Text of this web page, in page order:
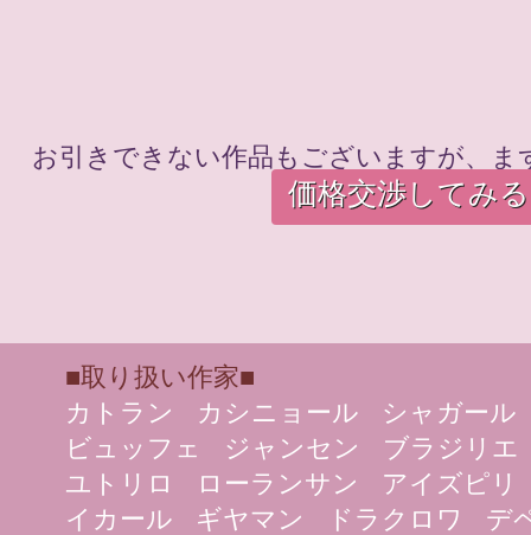
お引きできない作品もございますが、
価格交渉してみる
■取り扱い作家■
カトラン
カシニョール
シャガール
ビュッフェ
ジャンセン
ブラジリエ
ユトリロ
ローランサン
アイズピリ
イカール
ギヤマン ドラクロワ
デ